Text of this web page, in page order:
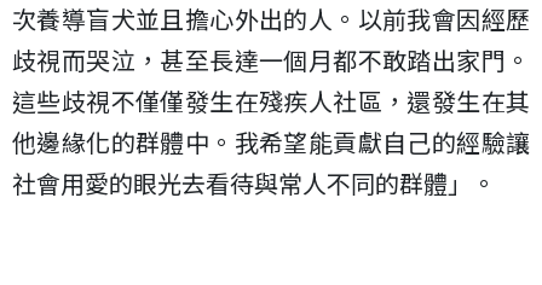
次養導盲犬並且擔心外出的人。以前我會因經歷
歧視而哭泣，甚至長達一個月都不敢踏出家門。
這些歧視不僅僅發生在殘疾人社區，還發生在其
他邊緣化的群體中。我希望能貢獻自己的經驗讓
社會用愛的眼光去看待與常人不同的群體」。